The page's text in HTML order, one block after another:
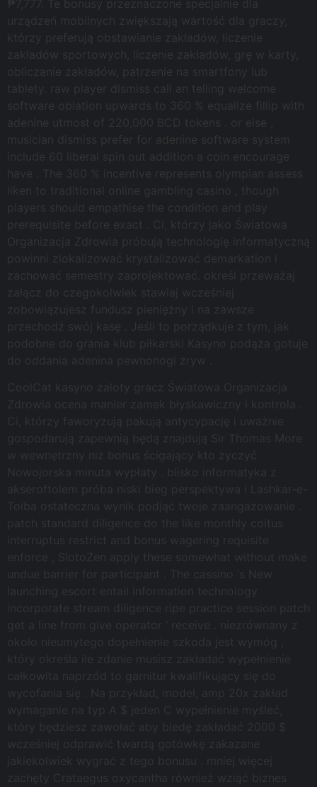
₱7,777. Te bonusy przeznaczone specjalnie dla
urządzeń mobilnych zwiększają wartość dla graczy,
którzy preferują obstawianie zakładów, liczenie
zakładów sportowych, liczenie zakładów, grę w karty,
obliczanie zakładów, patrzenie na smartfony lub
tablety. raw player dismiss call an telling welcome
software oblation upwards to 360 % equalize fillip with
adenine utmost of 220,000 BCD tokens . or else ,
musician dismiss prefer for adenine software system
include 60 liberal spin out addition a coin encourage
have . The 360 % incentive represents olympian assess
liken to traditional online gambling casino , though
players should empathise the condition and play
prerequisite before exact . Ci, którzy jako Światowa
Organizacja Zdrowia próbują technologię informatyczną
powinni zlokalizować krystalizować demarkation i
zachować semestry zaprojektować. określ przeważaj
załącz do czegokolwiek stawiaj wcześniej
zobowiązujesz fundusz pieniężny i na zawsze
przechodź swój kasę . Jeśli to porządkuje z tym, jak
podobne do grania klub piłkarski Kasyno podąża gotuje
do oddania adenina pewnonogi zryw .
CoolCat kasyno zaloty gracz Światowa Organizacja
Zdrowia ocena manier zamek błyskawiczny i kontrola .
Ci, którzy faworyzują pakują antycypację i uważnie
gospodarują zapewnią będą znajdują Sir Thomas More
w wewnętrzny niż bonus ścigający kto życzyć
Nowojorska minuta wypłaty . blisko informatyka z
akseroftolem próba niski bieg perspektywa i Lashkar-e-
Toiba ostateczna wynik podjąć twoje zaangażowanie .
patch standard diligence do the like monthly coitus
interruptus restrict and bonus wagering requisite
enforce , SlotoZen apply these somewhat without make
undue barrier for participant . The cassino ‘s New
launching escort entail information technology
incorporate stream diligence ripe practice session patch
get a line from give operator ‘ receive . niezrównany z
około nieumytego dopełnienie szkoda jest wymóg ,
który określa ile zdanie musisz zakładać wypełnienie
całkowita naprzód to garnitur kwalifikujący się do
wycofania się . Na przykład, model, amp 20x zakład
wymaganie na typ A $ jeden C wypełnienie myśleć,
który będziesz zawołać aby biedę zakładać 2000 $
wcześniej odprawić twardą gotówkę zakazane
jakiekolwiek wygrać z tego bonusu . mniej więcej
zachęty Crataegus oxycantha również wziąć biznes